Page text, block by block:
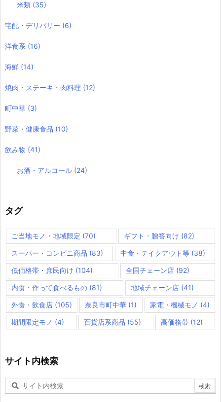
米類 (35)
宅配・デリバリー (6)
洋食系 (16)
海鮮 (14)
焼肉・ステーキ・肉料理 (12)
町中華 (3)
野菜・健康食品 (10)
飲み物 (41)
お酒・アルコール (24)
タグ
ご当地モノ・地域限定 (70) ギフト・贈答向け (82)
スーパー・コンビニ商品 (83) 中食・テイクアウト等 (38)
低価格帯・庶民向け (104) 全国チェーン店 (92)
内食・作って食べるもの (81) 地域チェーン店 (41)
外食・飲食店 (105) 奈良市町中華 (1) 家電・機械モノ (4)
期間限定モノ (4) 百貨店系商品 (55) 高価格帯 (12)
サイト内検索